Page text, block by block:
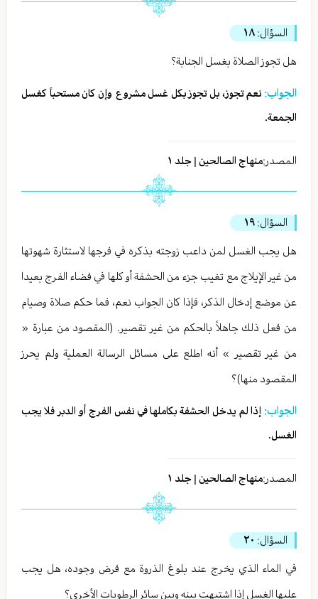
السؤال: ١٨
هل تجوز الصلاة بغسل الجنابة؟
الجواب: نعم تجوز، بل تجوز بكل غسل مشروع وإن كان مستحباً كغسل
الجمعة.
المصدر:منهاج الصالحين | جلد ١
السؤال: ١٩
هل يجب الغسل لمن داعب زوجته بذكره في فرجها لاستثارة شهوتها
من غير الإيلاج مع تغيب جزء من الحشفة أو كلها في فضاء الفرج بعيدا
عن موضع إدخال الذكر، فإذا كان الجواب نعم، فما حكم صلاة وصيام
من فعل ذلك جاهلاً بالحكم من غير تقصير. (المقصود من عبارة «
من غير تقصير » أنه اطلع على مسائل الرسالة العملية ولم يحرز
المقصود منها)؟
الجواب: إذا لم يدخل الحشفة بكاملها في نفس الفرج أو الدبر فلا يجب
الغسل.
المصدر:منهاج الصالحين | جلد ١
السؤال: ٢٠
في الماء الذي يخرج عند بلوغ الذروة مع فرض وجوده، هل يجب
عليها الغسل إذا اشتبهت بينه وبين سائر الرطوبات الأخرى؟